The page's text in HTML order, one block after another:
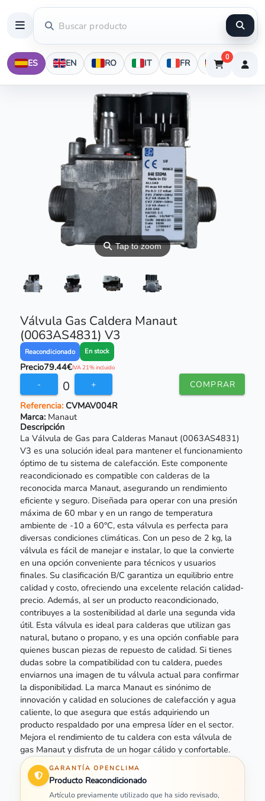
ES EN RO IT FR DE
0
⚲Tap to zoom
Válvula Gas Caldera Manaut
(0063AS4831) V3
Reacondicionado En stock
Precio79.44€IVA 21% incluido
- 0 + COMPRAR
Referencia:CVMAV004R
Marca: Manaut
Descripción
La Válvula de Gas para Calderas Manaut (0063AS4831)
V3 es una solución ideal para mantener el funcionamiento
óptimo de tu sistema de calefacción. Este componente
reacondicionado es compatible con calderas de la
reconocida marca Manaut, asegurando un rendimiento
eficiente y seguro. Diseñada para operar con una presión
máxima de 60 mbar y en un rango de temperatura
ambiente de -10 a 60°C, esta válvula es perfecta para
diversas condiciones climáticas. Con un peso de 2 kg, la
válvula es fácil de manejar e instalar, lo que la convierte
en una opción conveniente para técnicos y usuarios
finales. Su clasificación B/C garantiza un equilibrio entre
calidad y costo, ofreciendo una excelente relación calidad-
precio. Además, al ser un producto reacondicionado,
contribuyes a la sostenibilidad al darle una segunda vida
útil. Esta válvula es ideal para calderas que utilizan gas
natural, butano o propano, y es una opción confiable para
quienes buscan piezas de repuesto de calidad. Si tienes
dudas sobre la compatibilidad con tu caldera, puedes
enviarnos una imagen de tu válvula actual para confirmar
la disponibilidad. La marca Manaut es sinónimo de
innovación y calidad en soluciones de calefacción y agua
caliente, lo que asegura que estás adquiriendo un
producto respaldado por una empresa líder en el sector.
Mejora el rendimiento de tu caldera con esta válvula de
gas Manaut y disfruta de un hogar cálido y confortable.
GARANTÍA OPENCLIMA
Producto Reacondicionado
Artículo previamente utilizado que ha sido revisado,